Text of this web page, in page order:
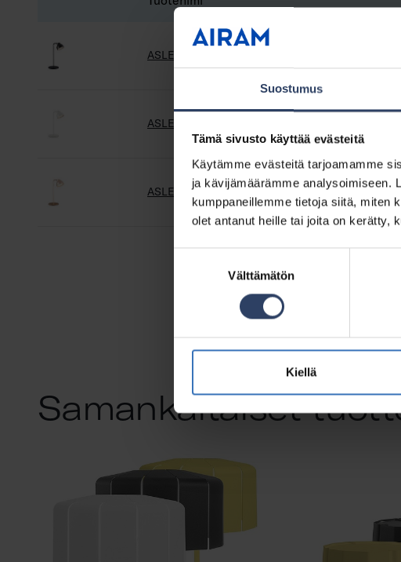
Suostumus
Tämä sivusto käyttää evästeitä
Käytämme evästeitä tarjoamamme
ja kävijämäärämme analysoimiseen.
kumppaneillemme tietoja siitä, miten
olet antanut heille tai joita on kerätty,
Välttämätön
Kiellä
ASLE PÖYTÄV. 4-IN-1 150LM USB-C MU
ASLE PÖYTÄV. 4-IN-1 150LM USB-C VA
ASLE PÖYTÄV. 4-IN-1 150LM USB-C RG
Samankaltaiset